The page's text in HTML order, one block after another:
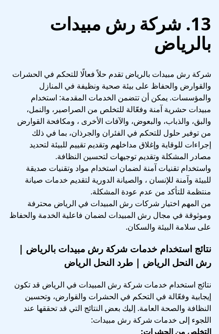
13. شركة رش مبيدات
بالرياض
شركة رش مبيدات بالرياض تقدم حلاً فعالًا للتحكم في الحشرات
والقوارض والحفاظ على بيئة صحية ونظيفة في المنازل
والمؤسسات. يمكن أن تتضمن الخدمات المقدمة: استخدام
مبيدات حشرية آمنة وفعّالة للتخلص من الصراصير، والنمل،
والبق، والذباب، والبعوض، والآفات الأخرى ، ومكافحة القوارض
من توفير حلول للتحكم في الفئران والجرذان، بما في ذلك
إجراءات للوقاية وإغلاق مداخلهم وتقديم تقييم للبيئة لتحديد
مصادر المشكلة وتقديم توجيهات لتحسين النظافة.
واستخدام تقنيات آمنة لضمان استخدام مواد وتقنيات صديقة
للبيئة وآمنة للإنسان ، والصيانة الدورية لتقديم خدمات صيانة
منتظمة للتأكد من عدم عودة المشكلة.
من المهم اختيار شركات رش المبيدات في الرياض محترفة
وموثوقة في مجال رش المبيدات لضمان فاعلية الخدمة والحفاظ
على سلامة البيئة والسكان.
نتائج استخدام خدمات شركة رش مبيدات بالرياض |
رش النحل الرياض | طرد النحل الرياض
نتائج استخدام خدمات شركة رش المبيدات في الرياض قد تكون
إيجابية وفعّالة في التحكم في الحشرات والقوارض، وتحسين
النظافة والصحة العامة. إليك بعض النتائج التي قد تحققها عند
اللجوء إلى خدمات شركة رش مبيدات:
التخلص من الحشرات: